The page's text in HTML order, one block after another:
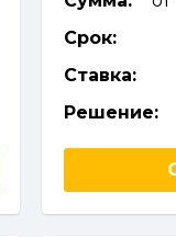
Срок:
Ставка:
Решение: